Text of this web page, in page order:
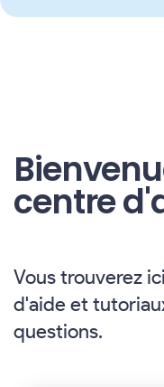
centre
Vous trouverez
d'aide et
questions.